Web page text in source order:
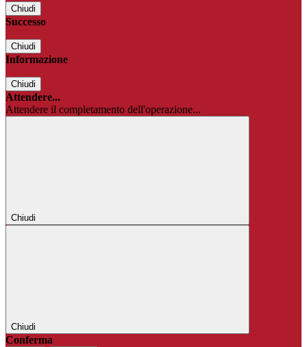
Chiudi
Successo
Chiudi
Informazione
Chiudi
Attendere...
Attendere il completamento dell'operazione...
Chiudi
Chiudi
Conferma